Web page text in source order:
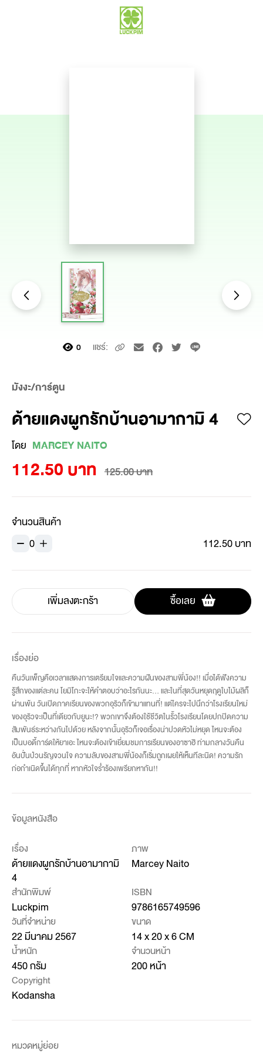
0 แชร์:
มังงะ/การ์ตูน
ด้ายแดงผูกรักบ้านอามากามิ 4
โดย MARCEY NAITO
112.50 บาท 125.00 บาท
จำนวนสินค้า
0
112.50 บาท
เพิ่มลงตะกร้า ซื้อเลย
เรื่องย่อ
คืนวันเพ็ญคือเวลาแสดงการเตรียมใจและความฝันของสามพี่น้อง!! เมื่อได้ฟังความ
รู้สึกของแต่ละคน โยมิโกะจะให้คำตอบว่าอะไรกันนะ... และในที่สุดวันหยุดฤดูใบไม้ผลิก็
ผ่านพ้น วันเปิดภาคเรียนของพวกอุริวก็เข้ามาแทนที่! แต่ใครจะไปนึกว่าโรงเรียนใหม่
ของอุริวจะเป็นที่เดียวกับยูนะ!? พวกเขาจึงต้องใช้ชีวิตในรั้วโรงเรียนโดยปกปิดความ
สัมพันธ์ระหว่างกันไปด้วย หลังจากนั้นอุริวก็เจอเรื่องน่าปวดหัวไม่หยุด ไหนจะต้อง
เป็นบอดี้การ์ดให้ยาเอะ ไหนจะต้องเข้าเยี่ยมชมการเรียนของอาซาฮิ ท่ามกลางวันคืน
อันปั่นป่วนรัญจวนใจ ความลับของสามพี่น้องก็เริ่มถูกเผยให้เห็นทีละนิด! ความรัก
ก่อกำเนิดขึ้นได้ทุกที่ หากหัวใจร่ำร้องเพรียกหากัน!!
ข้อมูลหนังสือ
เรื่อง
ด้ายแดงผูกรักบ้านอามากามิ
4
ภาพ
Marcey Naito
สำนักพิมพ์
Luckpim
ISBN
9786165749596
วันที่จำหน่าย
22 มีนาคม 2567
ขนาด
14 x 20 x 6 CM
น้ำหนัก
450 กรัม
จำนวนหน้า
200 หน้า
Copyright
Kodansha
หมวดหมู่ย่อย